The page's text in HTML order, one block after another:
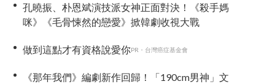
孔曉振、朴恩斌演技派女神正面對決！《殺手媽
咪》《毛骨悚然的戀愛》掀韓劇收視大戰
做到這點才有資格說愛你PR・台灣癌症基金會
《那年我們》編劇新作回歸！「190cm男神」文